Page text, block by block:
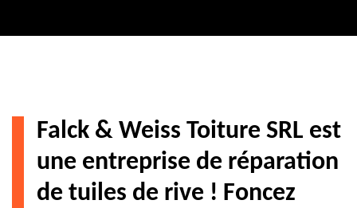
Falck & Weiss Toiture SRL est
une entreprise de réparation
de tuiles de rive ! Foncez